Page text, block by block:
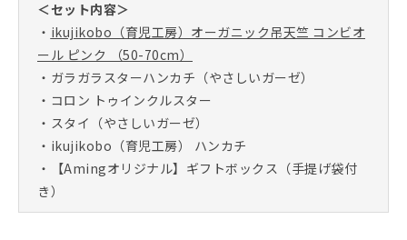
＜セット内容＞
・ ikujikobo（育児工房）オーガニック吊天竺 コンビオ
ール ピンク （50-70cm）
・ガラガラスターハンカチ（やさしいガーゼ）
・コロン トゥインクルスター
・スタイ（やさしいガーゼ）
・ikujikobo（育児工房） ハンカチ
・【Amingオリジナル】ギフトボックス（手提げ袋付
き）